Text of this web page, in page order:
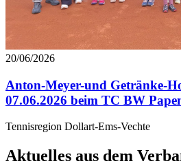
20/06/2026
Anton-Meyer-und Getränke-
07.06.2026 beim TC BW
Tennisregion Dollart-Ems-Vechte
Aktuelles aus dem